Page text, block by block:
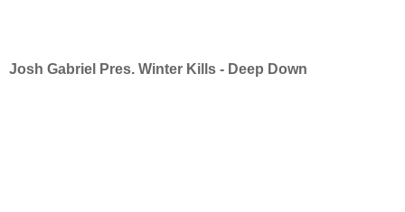
Josh Gabriel Pres. Winter Kills - Deep Down